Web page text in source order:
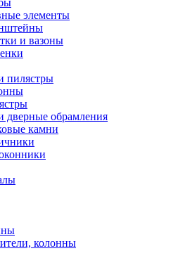
элементы
и вазоны
пилястры
дверные обрамления
камни
колонны